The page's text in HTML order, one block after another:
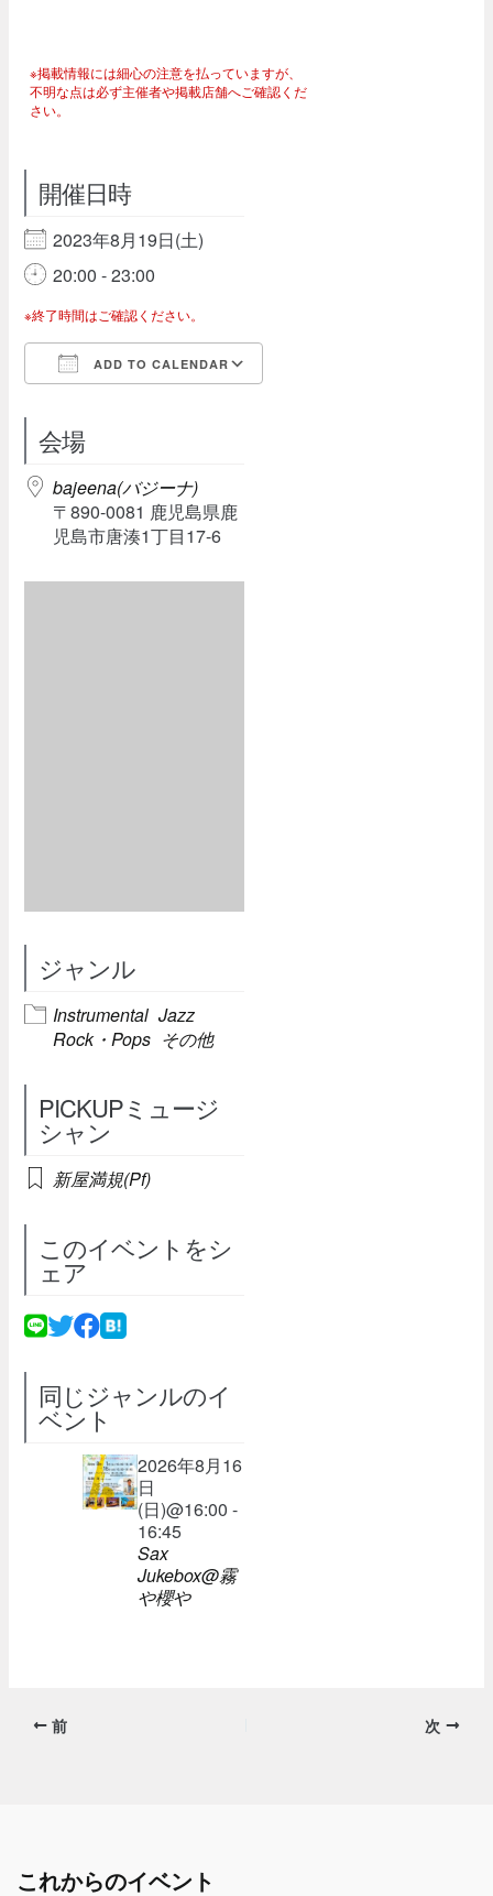
※掲載情報には細心の注意を払っていますが、
不明な点は必ず主催者や掲載店舗へご確認くだ
さい。
開催日時
2023年8月19日(土)
20:00 - 23:00
※終了時間はご確認ください。
ADD TO CALENDAR
会場
bajeena(バジーナ)
〒890-0081 鹿児島県鹿
児島市唐湊1丁目17-6
ジャンル
Instrumental Jazz
Rock・Pops その他
PICKUPミュージ
シャン
新屋満規(Pf)
このイベントをシ
ェア
同じジャンルのイ
ベント
2026年8月16
日
(日)@16:00 -
16:45
Sax
Jukebox@霧
や櫻や
前 次
これからのイベント